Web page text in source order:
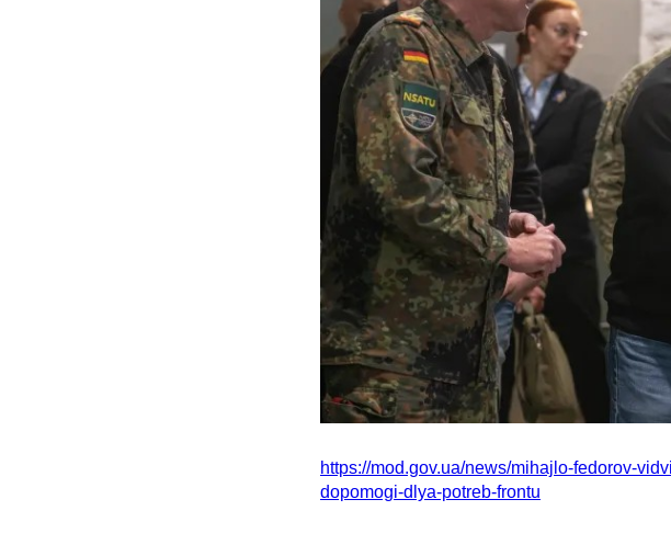
https://mod.gov.ua/news/mihajlo-fedorov-
dopomogi-dlya-potreb-frontu